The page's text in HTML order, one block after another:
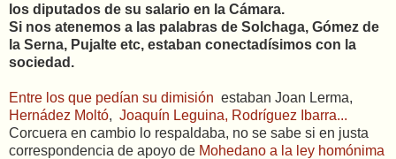
los diputados de su salario en la Cámara.
Si nos atenemos a las palabras de Solchaga, Gómez de
la Serna, Pujalte etc, estaban conectadísimos con la
sociedad.
Entre los que pedían su dimisión estaban Joan Lerma,
Hernádez Moltó, Joaquín Leguina, Rodríguez Ibarra...
Corcuera en cambio lo respaldaba, no se sabe si en justa
correspondencia de apoyo de Mohedano a la ley homónima